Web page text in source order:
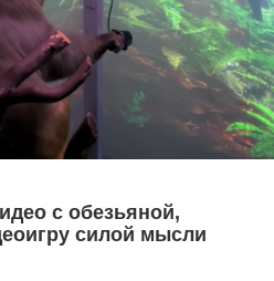
с обезьяной,
силой мысли